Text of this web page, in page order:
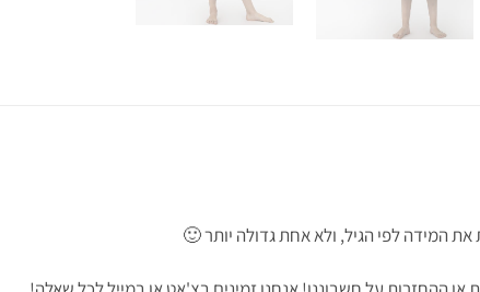
המידה לפי הגיל, ולא אחת גדולה יותר 🙂